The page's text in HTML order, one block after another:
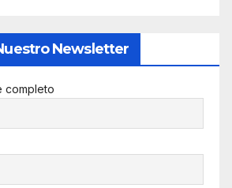
Newsletter
completo